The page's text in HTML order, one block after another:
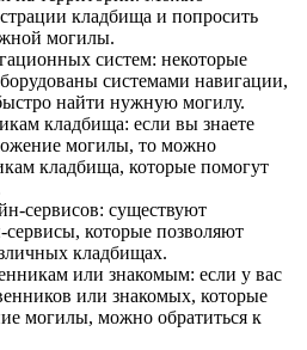
кладбища и попросить
могилы.
систем: некоторые
системами навигации,
найти нужную могилу.
кладбища: если вы знаете
могилы, то можно
кладбища, которые помогут
сервисов: существуют
которые позволяют
кладбищах.
или знакомым: если у вас
или знакомых, которые
могилы, можно обратиться к